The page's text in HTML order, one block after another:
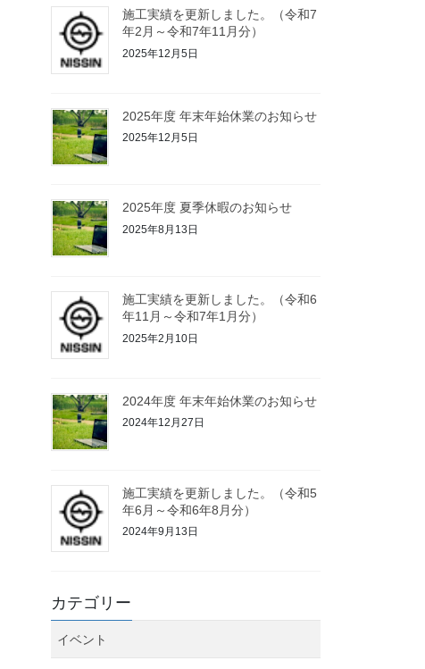
施工実績を更新しました。（令和7
年2月～令和7年11月分）
2025年12月5日
2025年度 年末年始休業のお知らせ
2025年12月5日
2025年度 夏季休暇のお知らせ
2025年8月13日
施工実績を更新しました。（令和6
年11月～令和7年1月分）
2025年2月10日
2024年度 年末年始休業のお知らせ
2024年12月27日
施工実績を更新しました。（令和5
年6月～令和6年8月分）
2024年9月13日
カテゴリー
イベント